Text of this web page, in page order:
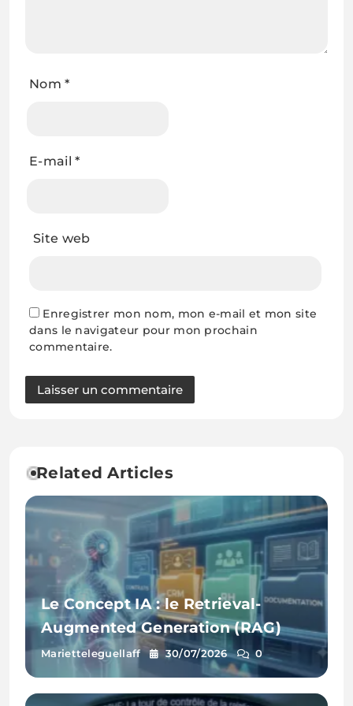
Nom*
E-mail*
Site web
Enregistrer mon nom, mon e-mail et mon site
dans le navigateur pour mon prochain
commentaire.
Related Articles
Le Concept IA : le Retrieval-
Augmented Generation (RAG)
Marietteleguellaff 30/07/2026 0